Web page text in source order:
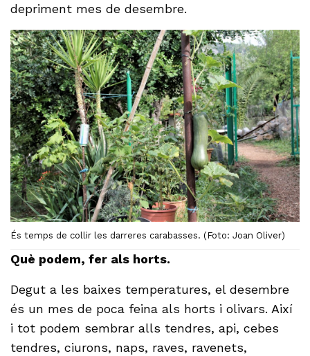
depriment mes de desembre.
És temps de collir les darreres carabasses. (Foto: Joan Oliver)
Què podem, fer als horts.
Degut a les baixes temperatures, el desembre
és un mes de poca feina als horts i olivars. Així
i tot podem sembrar alls tendres, api, cebes
tendres, ciurons, naps, raves, ravenets,